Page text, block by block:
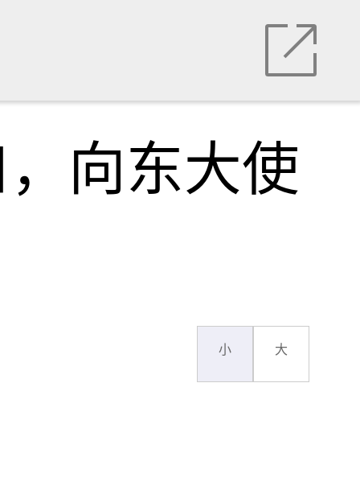
向东大使
小 大